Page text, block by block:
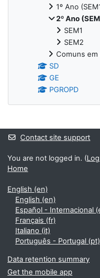
1º Ano
2º Ano
SEM1
SEM2
Comuns
SD
GE
PGROPD
Supplementary
Contact site support
You are not logged in. (
Home
English ‎(en)‎
English ‎(en)‎
Español - Internacional
Français ‎(fr)‎
Italiano ‎(it)‎
Português - Portugal ‎(pt)‎
Data retention summary
Get the mobile app